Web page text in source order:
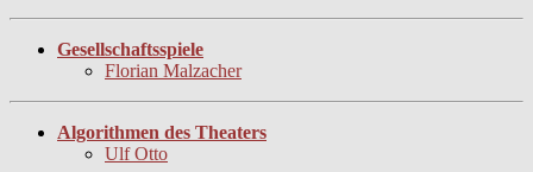
Gesellschaftsspiele
Florian Malzacher
Algorithmen des Theaters
Ulf Otto